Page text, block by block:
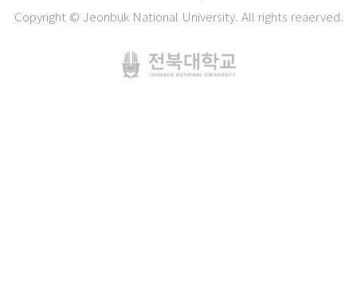
Copyright © Jeonbuk National University. All rights reaerved.